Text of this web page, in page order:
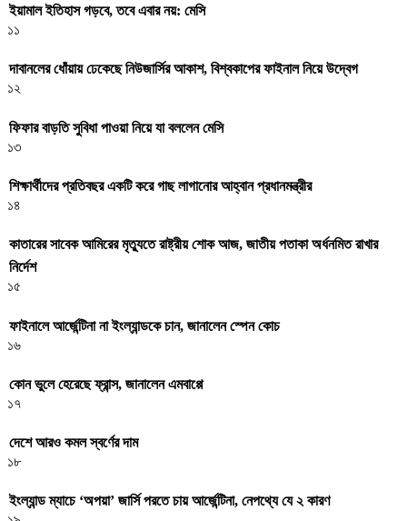
ইয়ামাল ইতিহাস গড়বে, তবে এবার নয়: মেসি
১১
দাবানলের ধোঁয়ায় ঢেকেছে নিউজার্সির আকাশ, বিশ্বকাপের ফাইনাল নিয়ে উদ্বেগ
১২
ফিফার বাড়তি সুবিধা পাওয়া নিয়ে যা বললেন মেসি
১৩
শিক্ষার্থীদের প্রতিবছর একটি করে গাছ লাগানোর আহ্বান প্রধানমন্ত্রীর
১৪
কাতারের সাবেক আমিরের মৃত্যুতে রাষ্ট্রীয় শোক আজ, জাতীয় পতাকা অর্ধনমিত রাখার
নির্দেশ
১৫
ফাইনালে আর্জেন্টিনা না ইংল্যান্ডকে চান, জানালেন স্পেন কোচ
১৬
কোন ভুলে হেরেছে ফ্রান্স, জানালেন এমবাপ্পে
১৭
দেশে আরও কমল স্বর্ণের দাম
১৮
ইংল্যান্ড ম্যাচে ‘অপয়া’ জার্সি পরতে চায় আর্জেন্টিনা, নেপথ্যে যে ২ কারণ